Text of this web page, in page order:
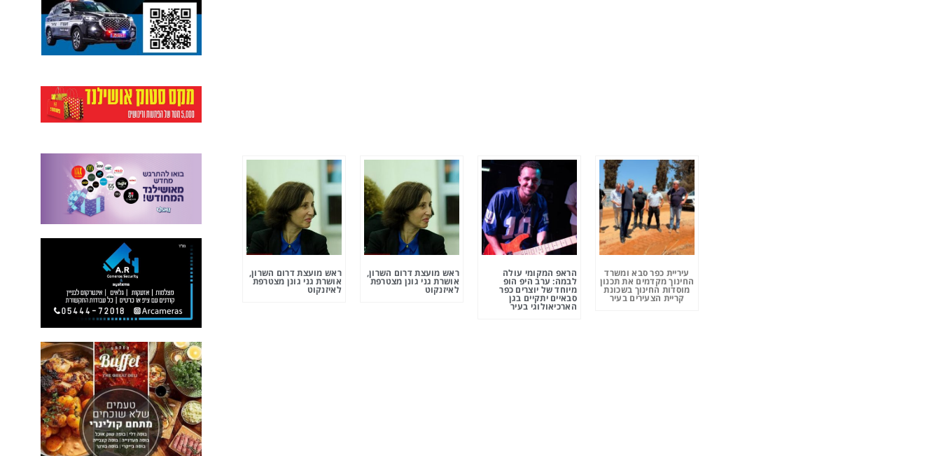
עיריית כפר סבא ומשרד
החינוך מקדמים את תכנון
מוסדות החינוך בשכונת
קריית הצעירים בעיר
הראפ המקומי עולה
לבמה: ערב היפ הופ
מיוחד של יוצרים כפר
סבאיים יתקיים בגן
הארכיאולוגי בעיר
ראש מועצת דרום השרון,
אושרת גני גונן מצטרפת
לאיזנקוט
ראש מועצת דרום השרון,
אושרת גני גונן מצטרפת
לאיזנקוט